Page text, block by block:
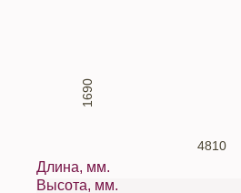
4810
1690
Длина, мм.
Высота, мм.